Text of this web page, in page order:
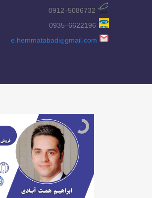
e.hemmatabadi@gmail.com